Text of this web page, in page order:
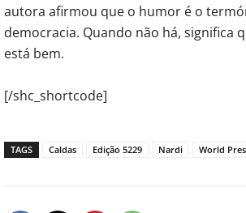
autora afirmou que o humor é o
democracia. Quando não há, significa
está bem.
[/shc_shortcode]
TAGS Caldas Edição 5229 Nardi World